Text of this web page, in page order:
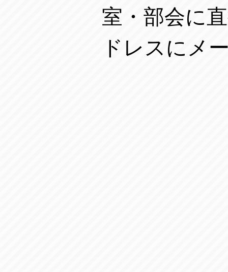
室・部会に
ドレスにメ